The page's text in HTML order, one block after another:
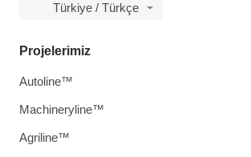
Türkiye / Türkçe
Projelerimiz
Autoline™
Machineryline™
Agriline™